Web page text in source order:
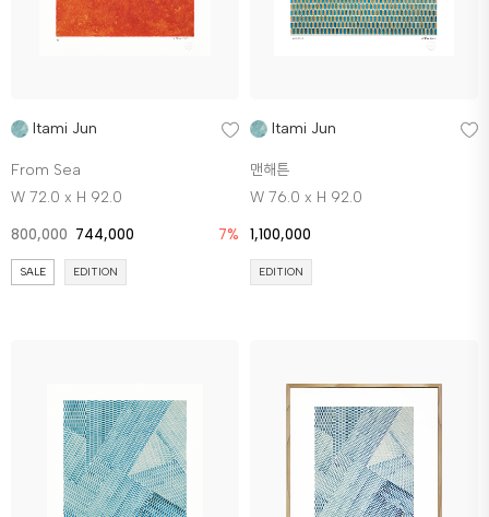
Itami Jun
From Sea
W 72.0 x H 92.0
800,000 744,000 7%
SALE EDITION
Itami Jun
맨해튼
W 76.0 x H 92.0
1,100,000
EDITION